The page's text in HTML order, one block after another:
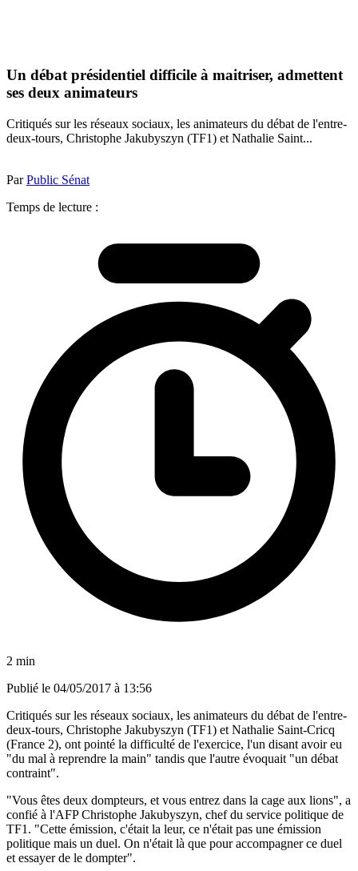
Un débat présidentiel difficile à maitriser, admettent
ses deux animateurs
Critiqués sur les réseaux sociaux, les animateurs du débat de l'entre-
deux-tours, Christophe Jakubyszyn (TF1) et Nathalie Saint...
ParPublic Sénat
Temps de lecture :
2 min
Publié le 04/05/2017 à 13:56
Critiqués sur les réseaux sociaux, les animateurs du débat de l'entre-
deux-tours, Christophe Jakubyszyn (TF1) et Nathalie Saint-Cricq
(France 2), ont pointé la difficulté de l'exercice, l'un disant avoir eu
"du mal à reprendre la main" tandis que l'autre évoquait "un débat
contraint".
"Vous êtes deux dompteurs, et vous entrez dans la cage aux lions", a
confié à l'AFP Christophe Jakubyszyn, chef du service politique de
TF1. "Cette émission, c'était la leur, ce n'était pas une émission
politique mais un duel. On n'était là que pour accompagner ce duel
et essayer de le dompter".